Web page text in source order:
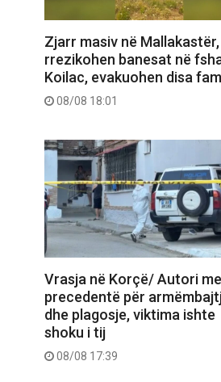
Zjarr masiv në Mallakastër,
rrezikohen banesat në
Koilac, evakuohen disa
08/08 18:01
Vrasja në Korçë/ Autori me
precedentë për
dhe plagosje, viktima ishte
shoku i tij
08/08 17:39